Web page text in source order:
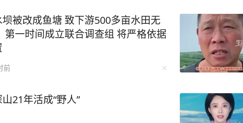
被改成鱼塘 致下游500多亩水田无
第一时间成立联合调查组 将严格依据
前
21年活成“野人”